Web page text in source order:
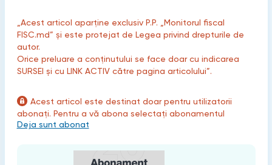
„Acest articol aparține exclusiv P.P. „Monitorul fiscal
FISC.md” și este protejat de Legea privind drepturile de
autor.
Orice preluare a conținutului se face doar cu indicarea
SURSEI și cu LINK ACTIV către pagina articolului”.
Acest articol este destinat doar pentru utilizatorii
abonați. Pentru a vă abona selectați abonamentul
Deja sunt abonat